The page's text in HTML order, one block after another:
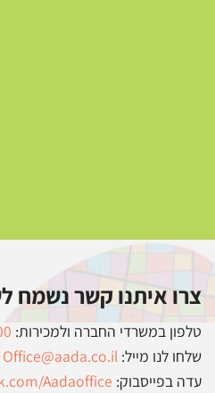
צרו איתנו קשר נשמח
טלפון במשרדי החברה ולמכירות:
שלחו לנו מייל: Office@aada.co.il
עדה בפייסבוק: Aadaoffice